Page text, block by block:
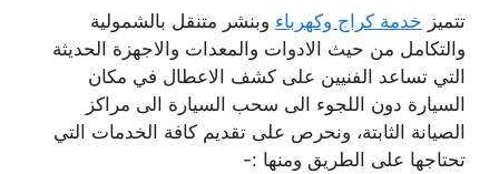
تتميز خدمة كراج وكهرباء وبنشر متنقل بالشمولية
والتكامل من حيث الادوات والمعدات والاجهزة الحديثة
التي تساعد الفنيين على كشف الاعطال في مكان
السيارة دون اللجوء الى سحب السيارة الى مراكز
الصيانة الثابتة، ونحرص على تقديم كافة الخدمات التي
تحتاجها على الطريق ومنها :-